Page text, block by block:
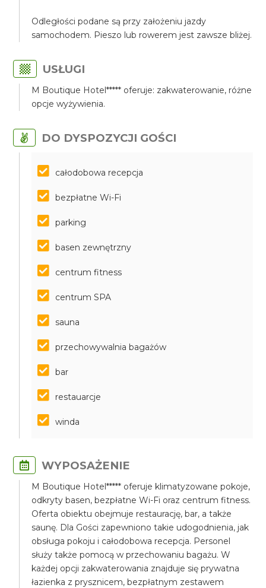
Odległości podane są przy założeniu jazdy
samochodem. Pieszo lub rowerem jest zawsze bliżej.
USŁUGI
M Boutique Hotel***** oferuje: zakwaterowanie, różne
opcje wyżywienia.
DO DYSPOZYCJI GOŚCI
całodobowa recepcja
bezpłatne Wi-Fi
parking
basen zewnętrzny
centrum fitness
centrum SPA
sauna
przechowywalnia bagażów
bar
restauarcje
winda
WYPOSAŻENIE
M Boutique Hotel***** oferuje klimatyzowane pokoje,
odkryty basen, bezpłatne Wi-Fi oraz centrum fitness.
Oferta obiektu obejmuje restaurację, bar, a także
saunę. Dla Gości zapewniono takie udogodnienia, jak
obsługa pokoju i całodobowa recepcja. Personel
służy także pomocą w przechowaniu bagażu. W
każdej opcji zakwaterowania znajduje się prywatna
łazienka z prysznicem, bezpłatnym zestawem